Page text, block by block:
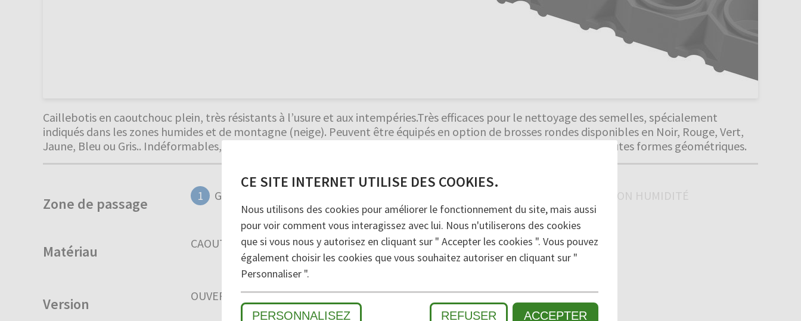
CE SITE INTERNET UTILISE DES COOKIES.
Nous utilisons des cookies pour améliorer le fonctionnement du site, mais aussi
pour voir comment vous interagissez avec lui. Nous n'utiliserons des cookies
que si vous nous y autorisez en cliquant sur " Accepter les cookies ". Vous pouvez
également choisir les cookies que vous souhaitez autoriser en cliquant sur "
Personnaliser ".
PERSONNALISEZ REFUSER ACCEPTER
Caillebotis en caoutchouc plein, très résistants à l’usure et aux intempéries.Très efficaces pour le nettoyage des semelles, spécialement
indiqués dans les zones humides et de montagne (neige). Peuvent être équipés en option de brosses rondes disponibles en Noir, Rouge, Vert,
Jaune, Bleu ou Gris.. Indéformables, robustes, durables et faciles à entretenir. Livrables en toutes dimensions et toutes formes géométriques.
Zone de passage 1 GROSSES SALETÉS SALETÉ FINE / ABSORPTION HUMIDITÉ
Matériau CAOUTCHOUC
Version OUVERT FERMÉ